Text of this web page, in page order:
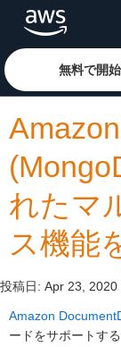
メインコンテンツに
アマゾ
無料で開
れたマ
ス機能
投稿日: Apr 23, 2020
Amazon
ードをサポートす